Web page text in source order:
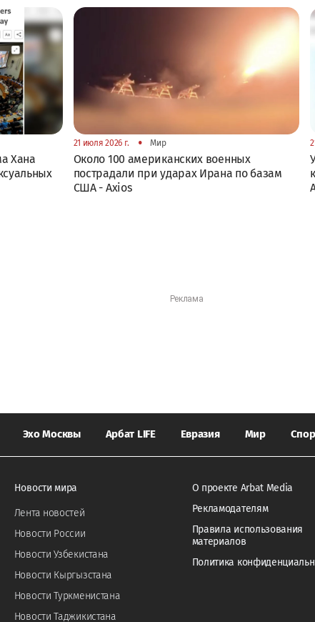
Хана
21 июля 2026 г. • Мир
Около 100 американских военных
пострадали при ударах Ирана по базам
США - Axios
Эхо Москвы Арбат LIFE Евразия Мир
Новости мира
Лента новостей
Новости России
Новости Узбекистана
Новости Кыргызстана
Новости Туркменистана
Новости Таджикистана
О проекте Arbat Media
Рекламодателям
Правила использования
материалов
Политика